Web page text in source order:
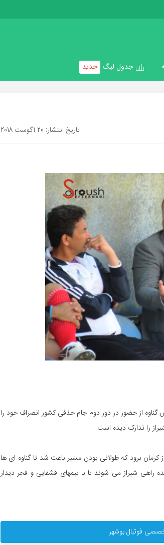
جدول لیگ جدید
تاریخ انتشار: 20 آگوست 2018
گناوه از حضور در دور دوم جام حذفی کشور انصراف خود را
را تدارک دیده است.
برود که طولانی بودن مسیر باعث شد تا گناوه ای ها
راهی شیراز می شوند تا با تیمهای قشقایی و فجر دیدار
فوتبال بوشهر